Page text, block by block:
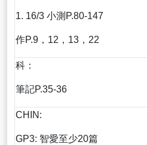
1. 16/3 小測P.80-147
作P.9，12，13，22
科：
筆記P.35-36
CHIN:
GP3: 智愛至少20篇